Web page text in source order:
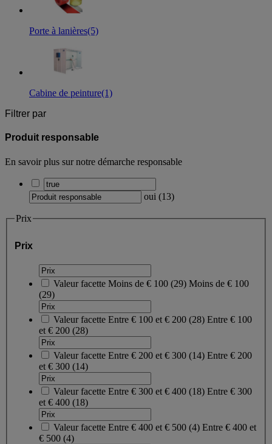
Porte à lanières(5)
Cabine de peinture(1)
Filtrer par
Produit responsable
En savoir plus sur notre démarche responsable
oui (13)
Prix
Prix
Valeur facette Moins de € 100 (29) Moins de € 100
(29)
Valeur facette Entre € 100 et € 200 (28) Entre € 100
et € 200 (28)
Valeur facette Entre € 200 et € 300 (14) Entre € 200
et € 300 (14)
Valeur facette Entre € 300 et € 400 (18) Entre € 300
et € 400 (18)
Valeur facette Entre € 400 et € 500 (4) Entre € 400 et
€ 500 (4)